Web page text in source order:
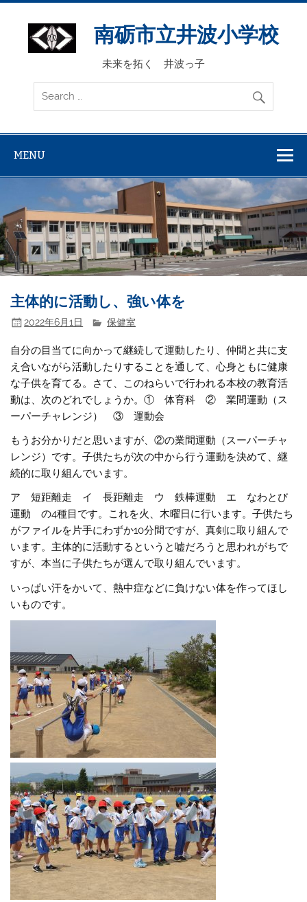
Skip
content
南砺市立井波小学校
未来を拓く 井波っ子
MENU
主体的に活動し、強い体を
2022年6月1日 保健室
自分の目当てに向かって継続して運動したり、仲間と共に支
え合いながら活動したりすることを通して、心身ともに健康
な子供を育てる。さて、このねらいで行われる本校の教育活
動は、次のどれでしょうか。① 体育科 ② 業間運動（ス
ーパーチャレンジ） ③ 運動会
もうお分かりだと思いますが、②の業間運動（スーパーチャ
レンジ）です。子供たちが次の中から行う運動を決めて、継
続的に取り組んでいます。
ア 短距離走 イ 長距離走 ウ 鉄棒運動 エ なわとび
運動 の4種目です。これを火、木曜日に行います。子供たち
がファイルを片手にわずか10分間ですが、真剣に取り組んで
います。主体的に活動するというと嘘だろうと思われがちで
すが、本当に子供たちが選んで取り組んでいます。
いっぱい汗をかいて、熱中症などに負けない体を作ってほし
いものです。